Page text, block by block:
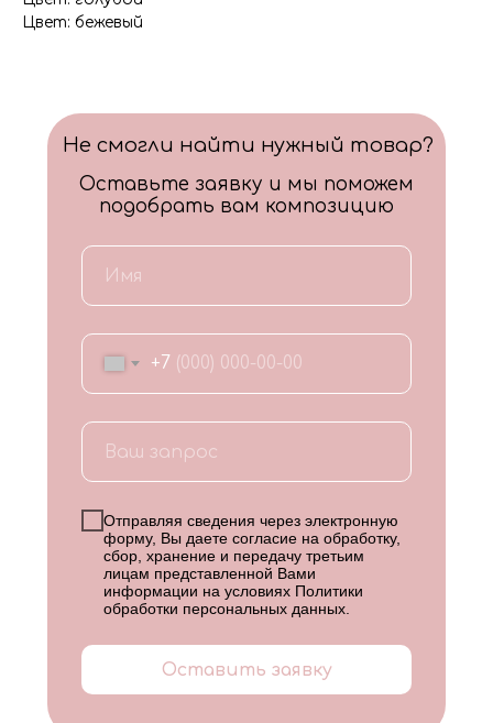
Цвет: бежевый
+7
Отправляя сведения через электронную
форму, Вы даете согласие на обработку,
сбор, хранение и передачу третьим
лицам представленной Вами
информации на условиях Политики
обработки персональных данных
Оставить заявку
Не смогли найти нужный товар?
Оставьте заявку и мы поможем
подобрать вам композицию